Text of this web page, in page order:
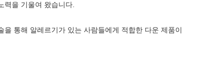
력을 기울여 왔습니다.
통해 알레르기가 있는 사람들에게 적합한 다운 제품이